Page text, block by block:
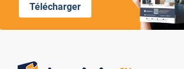
Télécharger